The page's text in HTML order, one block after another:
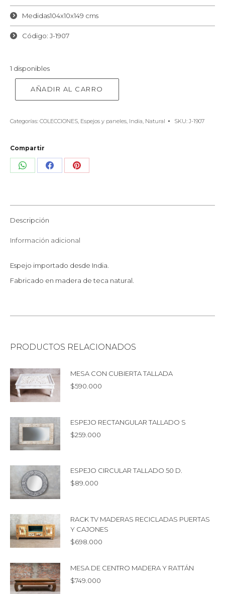
Medidas104x10x149 cms
Código: J-1907
1 disponibles
AÑADIR AL CARRO
Categorías: COLECCIONES, Espejos y paneles, India, Natural SKU: J-1907
Compartir
Share Share Share
Descripción
Información adicional
Espejo importado desde India.
Fabricado en madera de teca natural.
PRODUCTOS RELACIONADOS
MESA CON CUBIERTA TALLADA
$590.000
ESPEJO RECTANGULAR TALLADO S
$259.000
ESPEJO CIRCULAR TALLADO 50 D.
$89.000
RACK TV MADERAS RECICLADAS PUERTAS
Y CAJONES
$698.000
MESA DE CENTRO MADERA Y RATTÁN
$749.000